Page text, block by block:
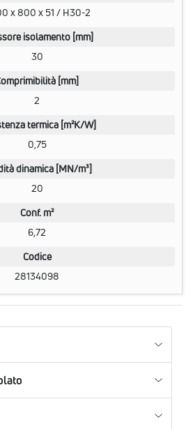
x 800 x 51 / H30-2
isolamento [mm]
30
[mm]
2
termica [m²K/W]
0,75
dinamica [MN/m³]
20
Conf. m²
6,72
Codice
28134098